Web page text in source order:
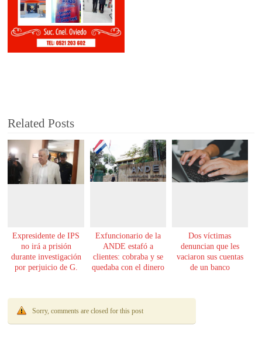
Related Posts
Expresidente de IPS
no irá a prisión
durante investigación
por perjuicio de G.
Exfuncionario de la
ANDE estafó a
clientes: cobraba y se
quedaba con el dinero
Dos víctimas
denuncian que les
vaciaron sus cuentas
de un banco
Sorry, comments are closed for this post